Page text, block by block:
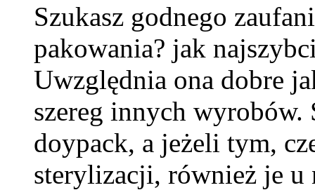
Szukasz godnego
pakowania? jak
Uwzględnia ona dobre
szereg innych
doypack, a jeżeli tym,
sterylizacji, również je u